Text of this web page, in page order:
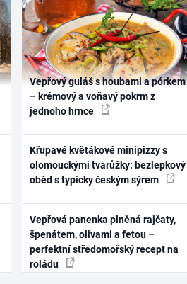
Vepřový guláš s houbami a pórkem
– krémový a voňavý pokrm z
jednoho hrnce
Křupavé květákové minipizzy s
olomouckými tvarůžky: bezlepkový
oběd s typicky českým sýrem
Vepřová panenka plněná rajčaty,
špenátem, olivami a fetou –
perfektní středomořský recept na
roládu